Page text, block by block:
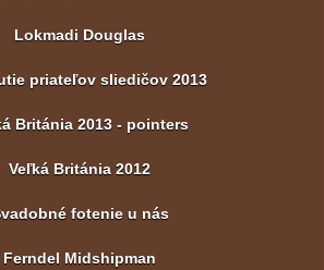
Lokmadi Douglas
priateľov sliedičov 2013
Británia 2013 - pointers
Veľká Británia 2012
fotenie u nás
Ferndel Midshipman